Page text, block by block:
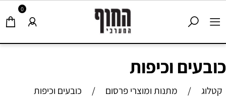
0
כובעים וכיפות
קטלוג / מתנות ומוצרי פרסום / כובעים וכיפות